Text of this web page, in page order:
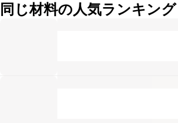
同じ材料の人気ランキング